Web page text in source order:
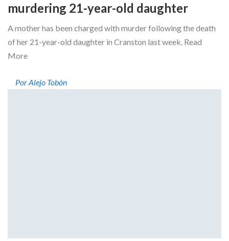
murdering 21-year-old daughter
A mother has been charged with murder following the death
of her 21-year-old daughter in Cranston last week. Read
More
Por Alejo Tobón